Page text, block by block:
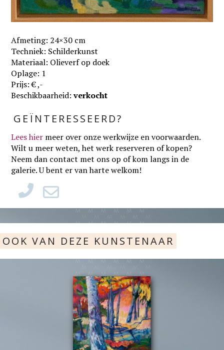
Afmeting: 24×30 cm
Techniek: Schilderkunst
Materiaal: Olieverf op doek
Oplage: 1
Prijs: € ,-
Beschikbaarheid:verkocht
GEÏNTERESSEERD?
Lees hier meer over onze werkwijze en voorwaarden.
Wilt u meer weten, het werk reserveren of kopen?
Neem dan contact met ons op of kom langs in de
galerie. U bent er van harte welkom!
OOK VAN DEZE KUNSTENAAR